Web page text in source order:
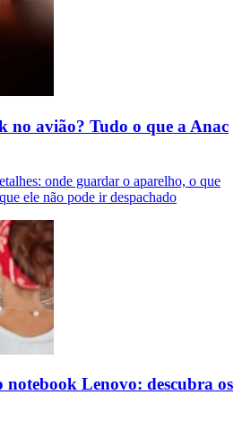
no avião? Tudo o que a Anac
onde guardar o aparelho, o que
ele não pode ir despachado
Lenovo: descubra os